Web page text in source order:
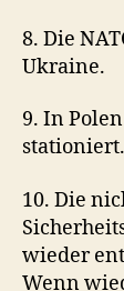
8. Die
Ukraine.
9. In
stationiert.
10. Die
wieder
Wenn